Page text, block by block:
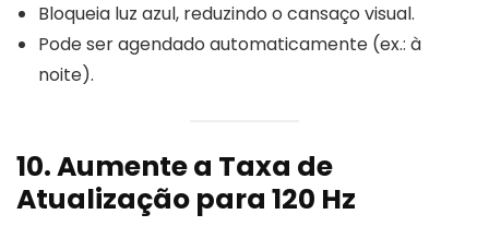
Bloqueia luz azul, reduzindo o cansaço visual.
Pode ser agendado automaticamente (ex.: à
noite).
10. Aumente a Taxa de
Atualização para 120 Hz